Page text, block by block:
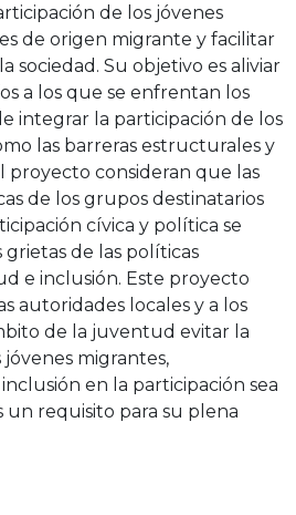
de los jóvenes
de origen migrante y facilitar
sociedad. Su objetivo es aliviar
a los que se enfrentan los
integrar la participación de los
las barreras estructurales y
proyecto consideran que las
de los grupos destinatarios
cívica y política se
de las políticas
e inclusión. Este proyecto
autoridades locales y a los
de la juventud evitar la
migrantes,
en la participación sea
un requisito para su plena